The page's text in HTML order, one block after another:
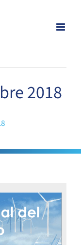
2018